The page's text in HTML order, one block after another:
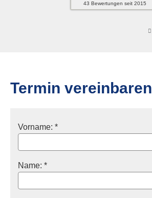
43 Bewertungen seit 2015
Termin ver­ein­baren
Vorname: *
Name: *